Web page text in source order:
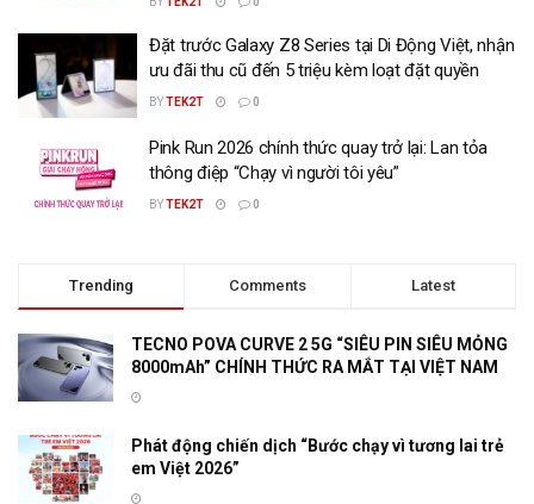
Đặt trước Galaxy Z8 Series tại Di Động Việt, nhận
ưu đãi thu cũ đến 5 triệu kèm loạt đặt quyền
BYTEK2T 0
Pink Run 2026 chính thức quay trở lại: Lan tỏa
thông điệp “Chạy vì người tôi yêu”
BYTEK2T 0
Trending Comments Latest
TECNO POVA CURVE 2 5G “SIÊU PIN SIÊU MỎNG
8000mAh” CHÍNH THỨC RA MẮT TẠI VIỆT NAM
Phát động chiến dịch “Bước chạy vì tương lai trẻ
em Việt 2026”